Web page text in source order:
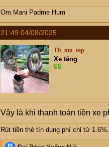
Om Mani Padme Hum
21:49 04/08/2025
Tit_mu_tap
Xe tăng
Vậy là khi thanh toán tiền xe
Rút tiền thẻ tín dụng phí chỉ tử